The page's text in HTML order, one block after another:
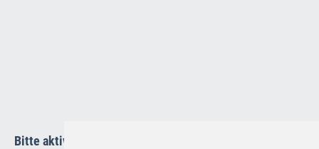
Bitte aktivieren Sie die Funktions-Cookies um die Karte